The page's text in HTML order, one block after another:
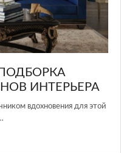
ПОДБОРКА
ИНТЕРЬЕРА
вдохновения для этой